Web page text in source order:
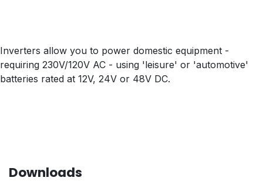
Inverters allow you to power domestic equipment -
requiring 230V/120V AC - using 'leisure' or 'automotive'
batteries rated at 12V, 24V or 48V DC.
Downloads